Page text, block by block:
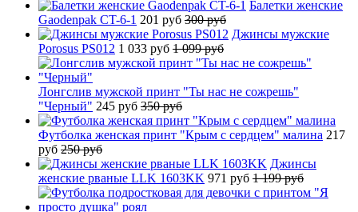
Балетки женские
Gaodenpak CT-6-1 201 руб 300 руб
Джинсы мужские
Porosus PS012 1 033 руб 1 099 руб
Лонгслив мужской принт "Ты нас не сожрешь"
"Черный" 245 руб 350 руб
Футболка женская принт "Крым с сердцем" малина 217
руб 250 руб
Джинсы
женские рваные LLK 1603KK 971 руб 1 199 руб